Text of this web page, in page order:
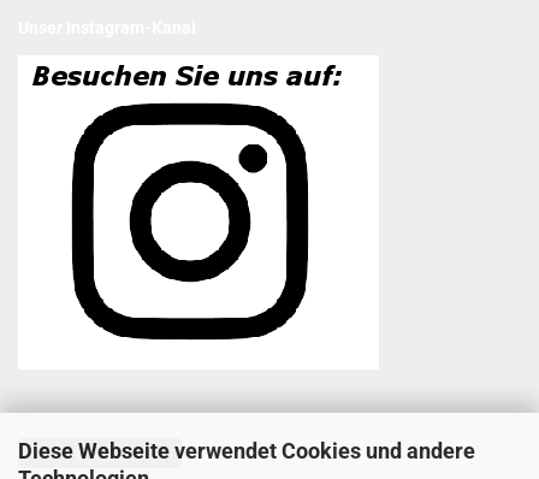
Diese Webseite verwendet Cookies und andere
Vertrag widerrufen